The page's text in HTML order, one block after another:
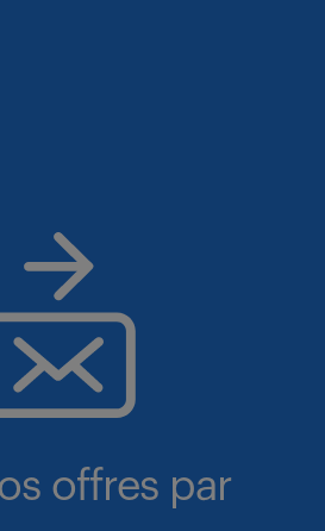
offres par